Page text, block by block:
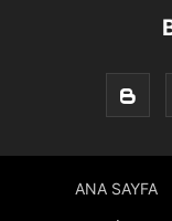
ANA SAYFA